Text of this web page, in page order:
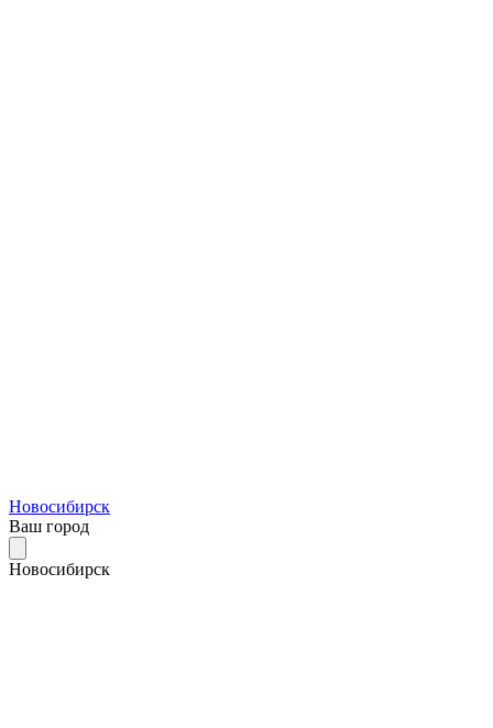
Новосибирск
Ваш город
Новосибирск